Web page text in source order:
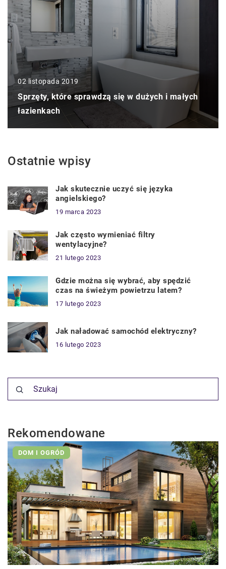
02 listopada 2019
Sprzęty, które sprawdzą się w dużych i małych
łazienkach
Ostatnie wpisy
Jak skutecznie uczyć się języka
angielskiego?
19 marca 2023
Jak często wymieniać filtry
wentylacyjne?
21 lutego 2023
Gdzie można się wybrać, aby spędzić
czas na świeżym powietrzu latem?
17 lutego 2023
Jak naładować samochód elektryczny?
16 lutego 2023
Rekomendowane
DOM I OGRÓD